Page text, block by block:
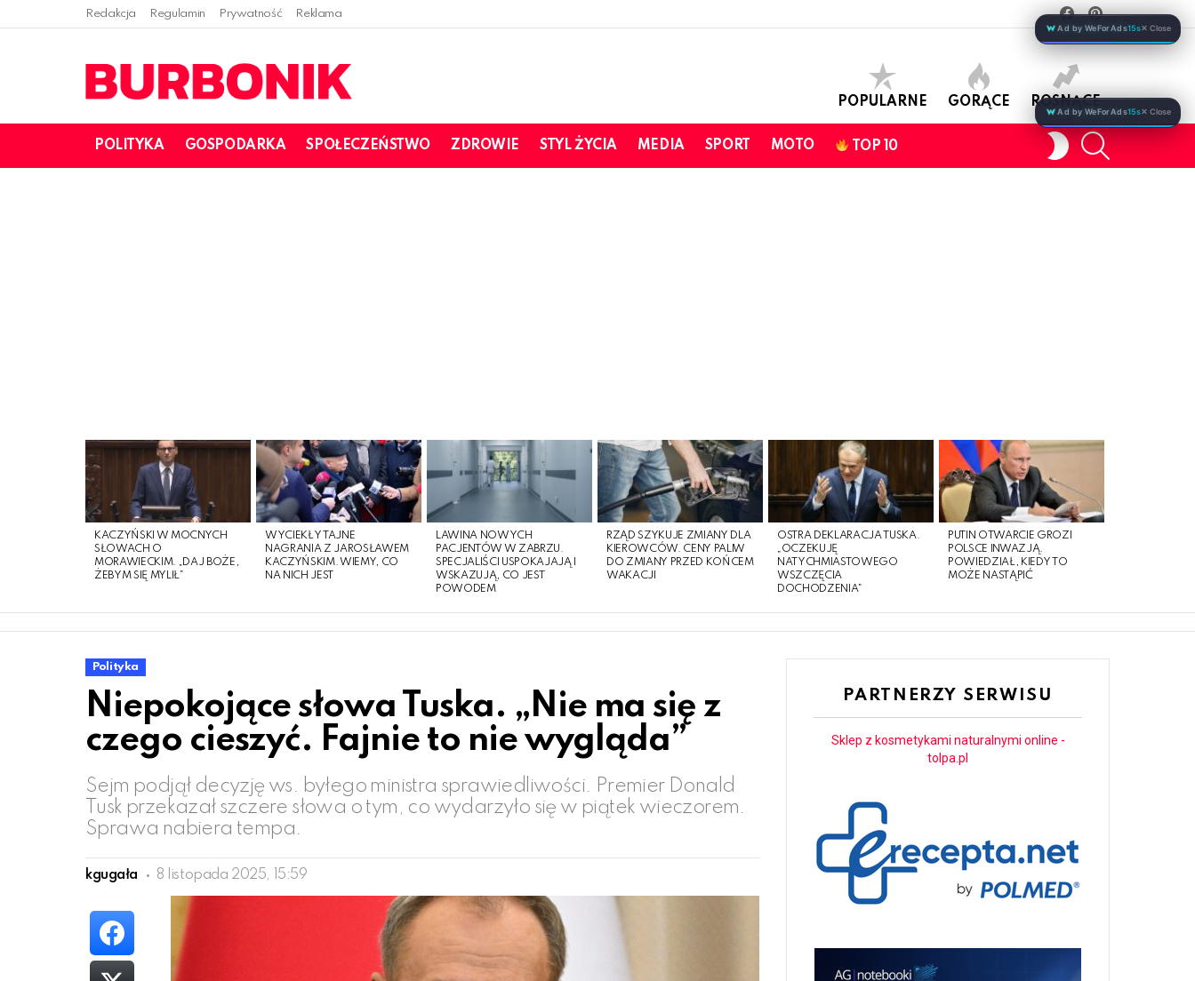
Redakcja Regulamin Prywatność Reklama
facebook
POPULARNE GORĄCE ROSNĄCE
POLITYKA GOSPODARKA SPOŁECZEŃSTWO ZDROWIE STYL ŻYCIA MEDIA SPORT MOTO TOP 10
SWITCH
SKIN
LATEST
KACZYŃSKI W MOCNYCH
SŁOWACH O
MORAWIECKIM. „DAJ BOŻE,
ŻEBYM SIĘ MYLIŁ”
WYCIEKŁY TAJNE
NAGRANIA Z JAROSŁAWEM
KACZYŃSKIM. WIEMY, CO
NA NICH JEST
LAWINA NOWYCH
PACJENTÓW W ZABRZU.
SPECJALIŚCI USPOKAJAJĄ I
WSKAZUJĄ, CO JEST
POWODEM
RZĄD SZYKUJE ZMIANY DLA
KIEROWCÓW. CENY PALIW
DO ZMIANY PRZED KOŃCEM
WAKACJI
OSTRA DEKLARACJA TUSKA.
„OCZEKUJĘ
NATYCHMIASTOWEGO
WSZCZĘCIA
DOCHODZENIA”
PUTIN OTWARCIE GROZI
POLSCE INWAZJĄ.
POWIEDZIAŁ, KIEDY TO
MOŻE NASTĄPIĆ
Polityka
Niepokojące słowa Tuska. „Nie ma się z
czego cieszyć. Fajnie to nie wygląda”
Sejm podjął decyzję ws. byłego ministra sprawiedliwości. Premier Donald
Tusk przekazał szczere słowa o tym, co wydarzyło się w piątek wieczorem.
Sprawa nabiera tempa.
kgugała 8 listopada 2025, 15:59
PARTNERZY SERWISU
Sklep z kosmetykami naturalnymi online -
tolpa.pl
Ad by WeForAds15s✕ Close
Ad by WeForAds15s✕ Close